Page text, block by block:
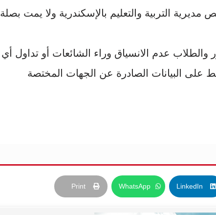
مديرية التربية والتعليم بالإسكندرية ولا يمت بصلة
والطلاب عدم الانسياق وراء الشائعات أو تداول أي
على البيانات الصادرة عن الجهات المختصة
LinkedIn
WhatsApp
Print